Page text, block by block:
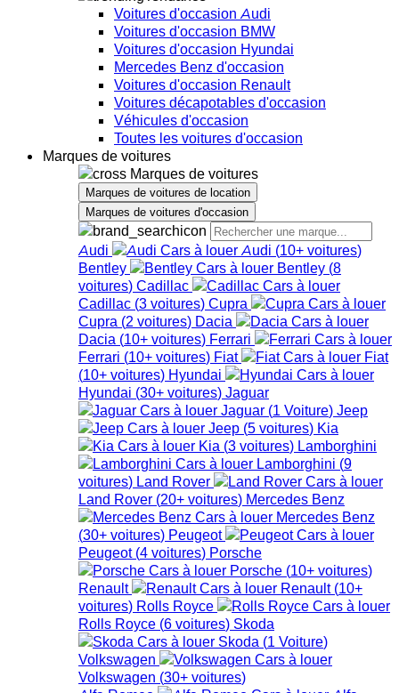
Voitures d'occasion Audi
Voitures d'occasion BMW
Voitures d'occasion Hyundai
Mercedes Benz d'occasion
Voitures d'occasion Renault
Voitures décapotables d'occasion
Véhicules d'occasion
Toutes les voitures d'occasion
Marques de voitures
Marques de voitures
Marques de voitures de location
Marques de voitures d'occasion
Audi Audi (10+ voitures)
Bentley
Bentley (8
voitures) Cadillac
Cadillac (3 voitures) Cupra
Cupra (2 voitures) Dacia
Dacia (10+ voitures) Ferrari
Ferrari (10+ voitures) Fiat
Fiat
(10+ voitures) Hyundai
Hyundai (30+ voitures) Jaguar
Jaguar (1 Voiture) Jeep
Jeep (5 voitures) Kia
Kia (3 voitures) Lamborghini
Lamborghini (9
voitures) Land Rover
Land Rover (20+ voitures) Mercedes Benz
Mercedes Benz
(30+ voitures) Peugeot
Peugeot (4 voitures) Porsche
Porsche (10+ voitures)
Renault
Renault (10+
voitures) Rolls Royce
Rolls Royce (6 voitures) Skoda
Skoda (1 Voiture)
Volkswagen
Volkswagen (30+ voitures)